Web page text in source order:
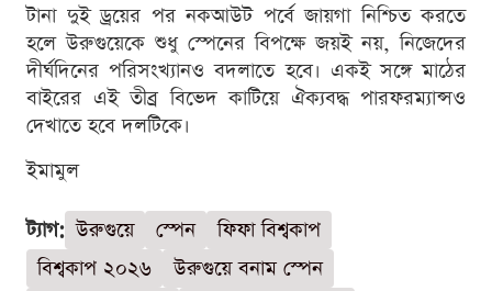
টানা দুই ড্রয়ের পর নকআউট পর্বে জায়গা নিশ্চিত করতে
হলে উরুগুয়েকে শুধু স্পেনের বিপক্ষে জয়ই নয়, নিজেদের
দীর্ঘদিনের পরিসংখ্যানও বদলাতে হবে। একই সঙ্গে মাঠের
বাইরের এই তীব্র বিভেদ কাটিয়ে ঐক্যবদ্ধ পারফরম্যান্সও
দেখাতে হবে দলটিকে।
ইমামুল
ট্যাগ: উরুগুয়ে স্পেন
ফিফা বিশ্বকাপ
বিশ্বকাপ ২০২৬
উরুগুয়ে বনাম স্পেন